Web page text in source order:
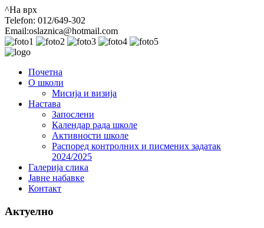
^На врх
Telefon: 012/649-302
Email:oslaznica@hotmail.com
Почетна
О школи
Мисија и визија
Настава
Запослени
Календар рада школе
Активности школе
Распоред контролних и писмених задатак
2024/2025
Галерија слика
Јавне набавке
Контакт
Актуелно